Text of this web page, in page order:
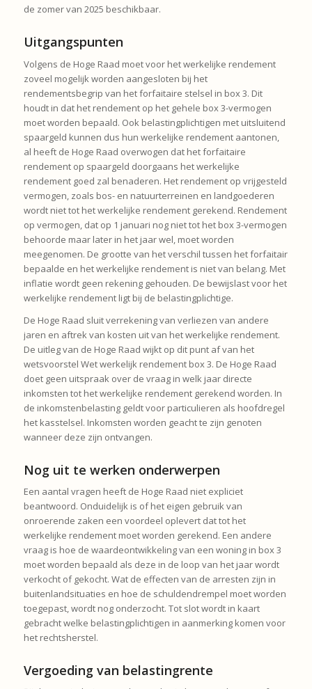
de zomer van 2025 beschikbaar.
Uitgangspunten
Volgens de Hoge Raad moet voor het werkelijke rendement
zoveel mogelijk worden aangesloten bij het
rendementsbegrip van het forfaitaire stelsel in box 3. Dit
houdt in dat het rendement op het gehele box 3-vermogen
moet worden bepaald. Ook belastingplichtigen met uitsluitend
spaargeld kunnen dus hun werkelijke rendement aantonen,
al heeft de Hoge Raad overwogen dat het forfaitaire
rendement op spaargeld doorgaans het werkelijke
rendement goed zal benaderen. Het rendement op vrijgesteld
vermogen, zoals bos- en natuurterreinen en landgoederen
wordt niet tot het werkelijke rendement gerekend. Rendement
op vermogen, dat op 1 januari nog niet tot het box 3-vermogen
behoorde maar later in het jaar wel, moet worden
meegenomen. De grootte van het verschil tussen het forfaitair
bepaalde en het werkelijke rendement is niet van belang. Met
inflatie wordt geen rekening gehouden. De bewijslast voor het
werkelijke rendement ligt bij de belastingplichtige.
De Hoge Raad sluit verrekening van verliezen van andere
jaren en aftrek van kosten uit van het werkelijke rendement.
De uitleg van de Hoge Raad wijkt op dit punt af van het
wetsvoorstel Wet werkelijk rendement box 3. De Hoge Raad
doet geen uitspraak over de vraag in welk jaar directe
inkomsten tot het werkelijke rendement gerekend worden. In
de inkomstenbelasting geldt voor particulieren als hoofdregel
het kasstelsel. Inkomsten worden geacht te zijn genoten
wanneer deze zijn ontvangen.
Nog uit te werken onderwerpen
Een aantal vragen heeft de Hoge Raad niet expliciet
beantwoord. Onduidelijk is of het eigen gebruik van
onroerende zaken een voordeel oplevert dat tot het
werkelijke rendement moet worden gerekend. Een andere
vraag is hoe de waardeontwikkeling van een woning in box 3
moet worden bepaald als deze in de loop van het jaar wordt
verkocht of gekocht. Wat de effecten van de arresten zijn in
buitenlandsituaties en hoe de schuldendrempel moet worden
toegepast, wordt nog onderzocht. Tot slot wordt in kaart
gebracht welke belastingplichtigen in aanmerking komen voor
het rechtsherstel.
Vergoeding van belastingrente